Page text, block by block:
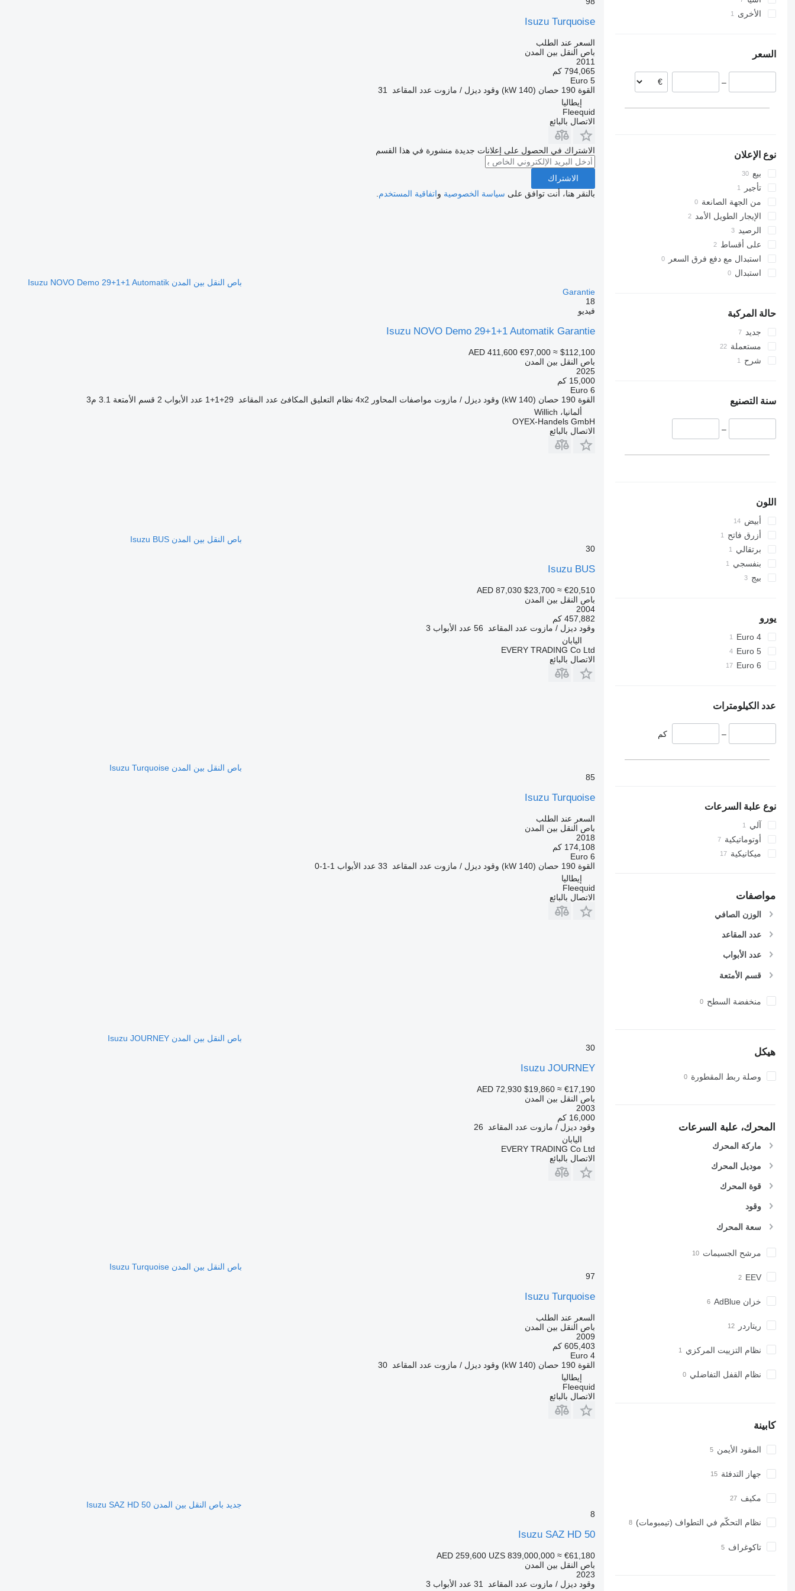
Varioالتشيك
المجر
بلجيكا
اليابان
الأخرى
السعر
–
نوع الإعلان
بيع
تأجير
من الجهة الصانعة
الإيجار الطويل الأمد
الرصيد
على أقساط
استبدال مع دفع فرق السعر
استبدال
حالة المركبة
جديد
مستعملة
شرح
سنة التصنيع
–
اللون
أبيض
أزرق فاتح
برتقالي
بنفسجي
بيج
يورو
Euro 4
Euro 5
Euro 6
عدد الكيلومترات
– كم
نوع علبة السرعات
آلي
أوتوماتيكية
ميكانيكية
مواصفات
الوزن الصافي
عدد المقاعد
عدد الأبواب
قسم الأمتعة
منخفضة السطح
هيكل
وصلة ربط المقطورة
المحرك، علبة السرعات
ماركة المحرك
موديل المحرك
قوة المحرك
وقود
سعة المحرك
مرشح الجسيمات
EEV
خزان AdBlue
ريتاردر
نظام التزييت المركزي
نظام القفل التفاضلي
كابينة
المقود الأيمن
جهاز التدفئة
مكيف
نظام التحكّم في التطواف (تيمبومات)
تاكوغراف
Isuzu Turquoise
السعر عند الطلب
باص النقل بين المدن
2011
794,065 كم
Euro 5
القوة 190 حصان (140 kW) وقود ديزل / مازوت عدد المقاعد
31
إيطاليا
Fleequid
الاتصال بالبائع
الاشتراك في الحصول على إعلانات جديدة منشورة في هذا القسم
الاشتراك
بالنقر هنا، أنت توافق على سياسة الخصوصية واتفاقية المستخدم
باص النقل بين المدن Isuzu NOVO Demo 29+1+1 Automatik
Garantie
18
فيديو
Isuzu NOVO Demo 29+1+1 Automatik Garantie
AED 411,600 €97,000 ≈ $112,100
باص النقل بين المدن
2025
15,000 كم
Euro 6
القوة 190 حصان (140 kW) وقود ديزل / مازوت مواصفات المحاور 4x2 نظام التعليق المكافئ عدد المقاعد 29+1+1 عدد الأبواب 2 قسم الأمتعة 3.1 م3
ألمانيا، Willich
OYEX-Handels GmbH
الاتصال بالبائع
باص النقل بين المدن Isuzu BUS
30
Isuzu BUS
AED 87,030 $23,700 ≈ €20,510
باص النقل بين المدن
2004
457,882 كم
وقود ديزل / مازوت عدد المقاعد 56 عدد الأبواب 3
اليابان
EVERY TRADING Co Ltd
الاتصال بالبائع
باص النقل بين المدن Isuzu Turquoise
85
Isuzu Turquoise
السعر عند الطلب
باص النقل بين المدن
2018
174,108 كم
Euro 6
القوة 190 حصان (140 kW) وقود ديزل / مازوت عدد المقاعد 33 عدد الأبواب 1-1-0
إيطاليا
Fleequid
الاتصال بالبائع
باص النقل بين المدن Isuzu JOURNEY
30
Isuzu JOURNEY
AED 72,930 $19,860 ≈ €17,190
باص النقل بين المدن
2003
16,000 كم
وقود ديزل / مازوت عدد المقاعد
26
اليابان
EVERY TRADING Co Ltd
الاتصال بالبائع
باص النقل بين المدن Isuzu Turquoise
97
Isuzu Turquoise
السعر عند الطلب
باص النقل بين المدن
2009
605,403 كم
Euro 4
القوة 190 حصان (140 kW) وقود ديزل / مازوت عدد المقاعد
30
إيطاليا
Fleequid
الاتصال بالبائع
جديد باص النقل بين المدن Isuzu SAZ HD 50
8
Isuzu SAZ HD 50
AED 259,600 UZS 839,000,000 ≈ €61,180
باص النقل بين المدن
2023
وقود ديزل / مازوت عدد المقاعد 31 عدد الأبواب 3